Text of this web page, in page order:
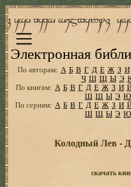
Электронная
По авторам: А Б В Г Д Е Ж З И
Ч Ш Щ Ы Э
По книгам: А Б В Г Д Е Ж З И
Ш Щ Ы Э Ю
По сериям: А Б В Г Д Е Ж З И
Ш Щ Ы Э Ю
Колодный Лев -
скачать